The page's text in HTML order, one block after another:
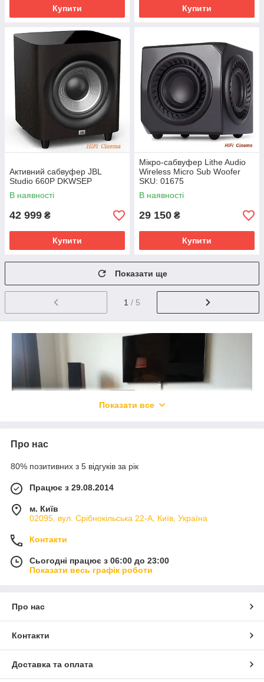
Купити Купити
Активний сабвуфер JBL
Studio 660P DKWSEP
В наявності
42 999 ₴
Купити
Мікро-cабвуфер Lithe Audio
Wireless Micro Sub Woofer
SKU: 01675
В наявності
29 150 ₴
Купити
Показати ще
1 / 5
Сабвуфер–це колонка винятково для басів і низьких
низькочастотних
колонка
представлений великий вибір професійних
домашнього кінотеатру
65,
info@hificinema.com.ua
Показати все
Про нас
80% позитивних з 5 відгуків за рік
Працює з 29.08.2014
м. Київ
02095, вул. Срібнокільська 22-А, Київ, Україна
Контакти
Сьогодні працює з 06:00 до 23:00
Показати весь графік роботи
Про нас
Контакти
Доставка та оплата